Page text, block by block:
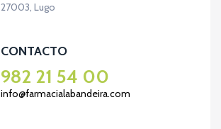
27003, Lugo
CONTACTO
982 21 54 00
info@farmacialabandeira.com